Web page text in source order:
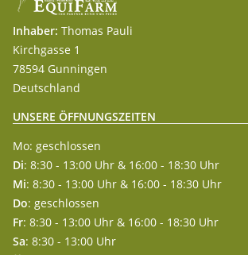
Inhaber: Thomas Pauli
Kirchgasse 1
78594 Gunningen
Deutschland
UNSERE ÖFFNUNGSZEITEN
Mo: geschlossen
Di: 8:30 - 13:00 Uhr & 16:00 - 18:30 Uhr
Mi: 8:30 - 13:00 Uhr & 16:00 - 18:30 Uhr
Do: geschlossen
Fr: 8:30 - 13:00 Uhr & 16:00 - 18:30 Uhr
Sa: 8:30 - 13:00 Uhr